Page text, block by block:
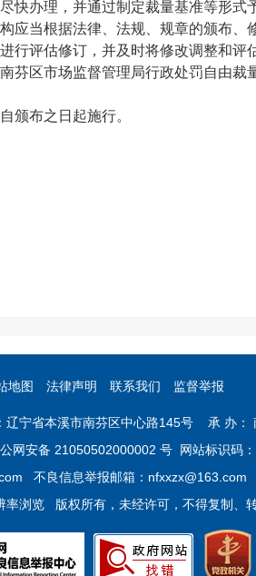
快办理，并通过制定裁量基准等形式
根据法律、法规、规章的颁布、
行评估修订，并及时将修改调整和评
市场监督管理局行政处罚自由裁
布之日起施行。
地图 法律声明 联系我们 监督举报
宁省本溪市南芬区中心路145号 承 办：
网安备 21050502000002 号 网站标识码
不良信息举报邮箱：nfxxzx@163.com
率浏览 版权所有，未经许可，不得复制、